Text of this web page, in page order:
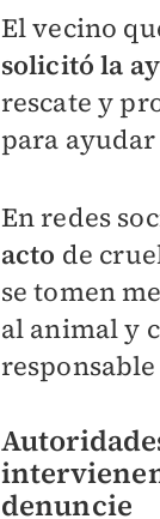
El vecino
solicitó la
rescate y
para
En redes
acto de
se tomen
al animal y
denuncie